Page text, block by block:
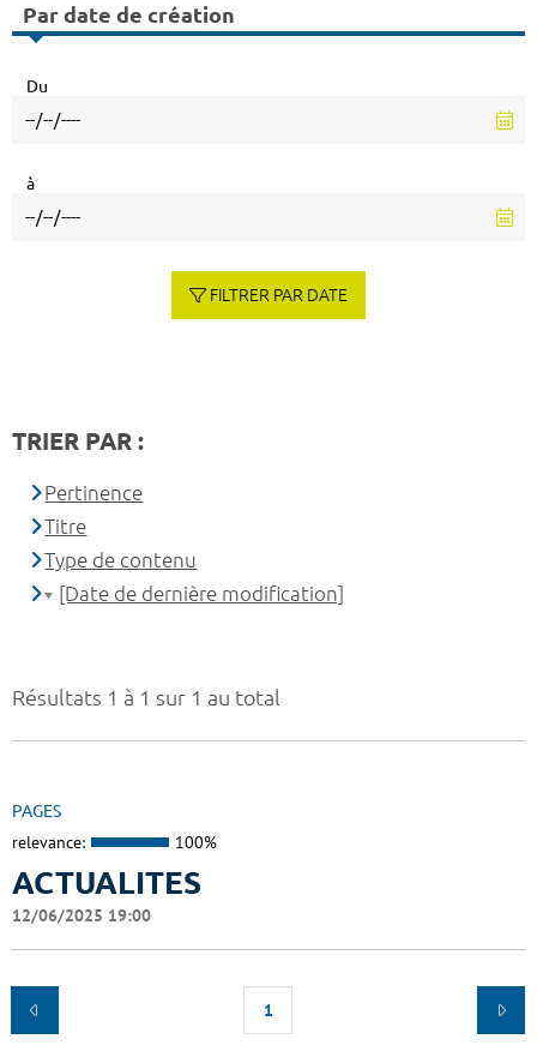
Résultats 1 à 1 sur 1 au total
PAGES
relevance: 100%
ACTUALITES
12/06/2025 19:00
1
Par date de création
Du
à
FILTRER PAR DATE
TRIER PAR :
Pertinence
Titre
Type de contenu
[Date de dernière modification]